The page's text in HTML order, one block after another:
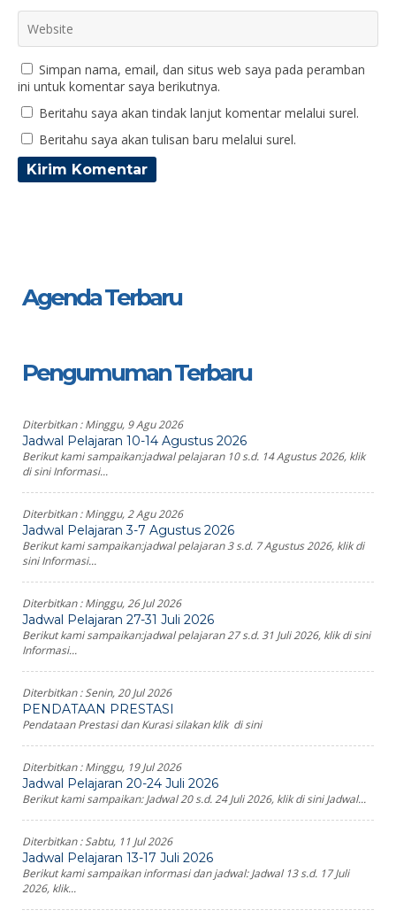
Simpan nama, email, dan situs web saya pada peramban
ini untuk komentar saya berikutnya.
Beritahu saya akan tindak lanjut komentar melalui surel.
Beritahu saya akan tulisan baru melalui surel.
Agenda Terbaru
Pengumuman Terbaru
Diterbitkan :Minggu, 9 Agu 2026
Jadwal Pelajaran 10-14 Agustus 2026
Berikut kami sampaikan:jadwal pelajaran 10 s.d. 14 Agustus 2026, klik
di sini Informasi...
Diterbitkan :Minggu, 2 Agu 2026
Jadwal Pelajaran 3-7 Agustus 2026
Berikut kami sampaikan:jadwal pelajaran 3 s.d. 7 Agustus 2026, klik di
sini Informasi...
Diterbitkan :Minggu, 26 Jul 2026
Jadwal Pelajaran 27-31 Juli 2026
Berikut kami sampaikan:jadwal pelajaran 27 s.d. 31 Juli 2026, klik di sini
Informasi...
Diterbitkan :Senin, 20 Jul 2026
PENDATAAN PRESTASI
Pendataan Prestasi dan Kurasi silakan klik di sini
Diterbitkan :Minggu, 19 Jul 2026
Jadwal Pelajaran 20-24 Juli 2026
Berikut kami sampaikan: Jadwal 20 s.d. 24 Juli 2026, klik di sini Jadwal...
Diterbitkan :Sabtu, 11 Jul 2026
Jadwal Pelajaran 13-17 Juli 2026
Berikut kami sampaikan informasi dan jadwal: Jadwal 13 s.d. 17 Juli
2026, klik...